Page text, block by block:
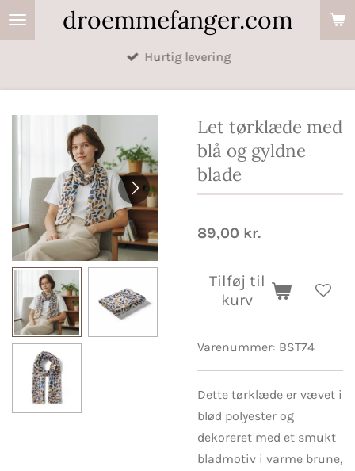
Spring
til
droemmefanger.com
Hurtig levering
Let tørklæde med
blå og gyldne
blade
89,00 kr.
Tilføj til
kurv
Varenummer: BST74
Dette tørklæde er vævet i
blød polyester og
dekoreret med et smukt
bladmotiv i varme brune,